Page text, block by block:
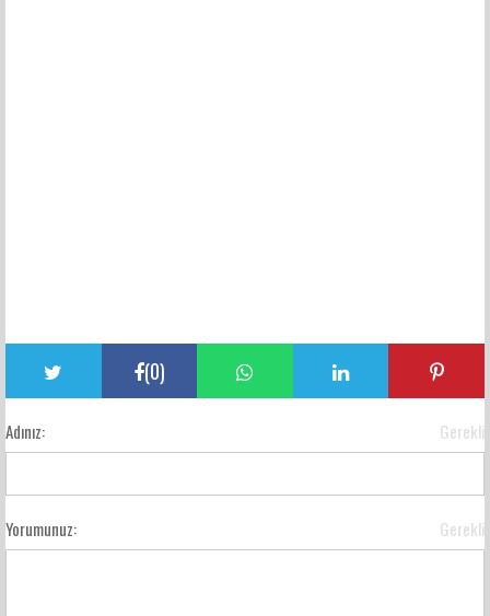
(0)
Adınız: Gerekli
Yorumunuz: Gerekli